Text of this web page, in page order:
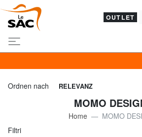
OUTLET
Ordnen nach RELEVANZ
MOMO
Home
MOMO
Filtri